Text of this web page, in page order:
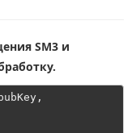
SM3 и